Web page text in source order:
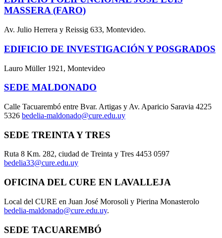
MASSERA (FARO)
Av. Julio Herrera y Reissig 633, Montevideo.
EDIFICIO DE INVESTIGACIÓN Y POSGRADOS
Lauro Müller 1921, Montevideo
SEDE MALDONADO
Calle Tacuarembó entre Bvar. Artigas y Av. Aparicio Saravia 4225
5326 bedelia-maldonado@cure.edu.uy
SEDE TREINTA Y TRES
Ruta 8 Km. 282, ciudad de Treinta y Tres 4453 0597
bedelia33@cure.edu.uy
OFICINA DEL CURE EN LAVALLEJA
Local del CURE en Juan José Morosoli y Pierina Monasterolo
bedelia-maldonado@cure.edu.uy.
SEDE TACUAREMBÓ